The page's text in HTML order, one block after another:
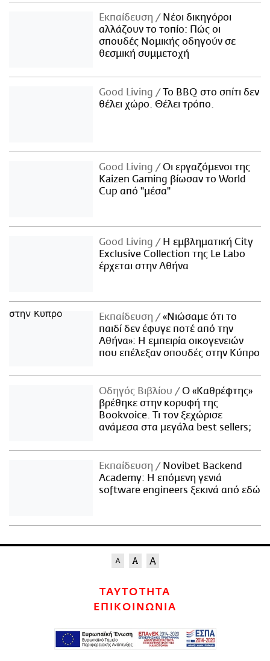
Εκπαίδευση
Νέοι δικηγόροι
αλλάζουν το τοπίο: Πώς οι
σπουδές Νομικής οδηγούν σε
θεσμική συμμετοχή
Good Living
Το BBQ στο σπίτι δεν
θέλει χώρο. Θέλει τρόπο.
Good Living
Οι εργαζόμενοι της
Kaizen Gaming βίωσαν το World
Cup από "μέσα"
Good Living
Η εμβληματική City
Exclusive Collection της Le Labo
έρχεται στην Αθήνα
Εκπαίδευση
«Νιώσαμε ότι το
παιδί δεν έφυγε ποτέ από την
Αθήνα»: Η εμπειρία οικογενειών
που επέλεξαν σπουδές στην Κύπρο
Οδηγός Βιβλίου
Ο «Καθρέφτης»
βρέθηκε στην κορυφή της
Bookvoice. Τι τον ξεχώρισε
ανάμεσα στα μεγάλα best sellers;
Εκπαίδευση
Novibet Backend
Academy: Η επόμενη γενιά
software engineers ξεκινά από εδώ
ΤΑΥΤΟΤΗΤΑ
ΕΠΙΚΟΙΝΩΝΙΑ